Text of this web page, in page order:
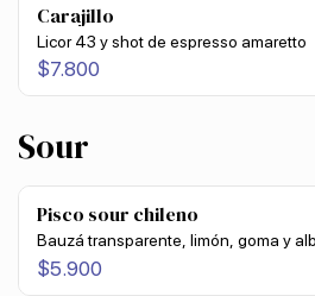
Carajillo
Licor 43 y shot de espresso amaretto
$7.800
Sour
Pisco sour chileno
Bauzá transparente, limón, goma y
$5.900